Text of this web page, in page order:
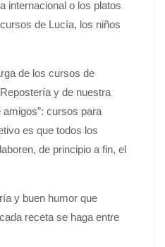
internacional o los platos
de Lucía, los niños
de los cursos de
y de nuestra
cursos para
es que todos los
de principio a fin, el
y buen humor que
receta se haga entre